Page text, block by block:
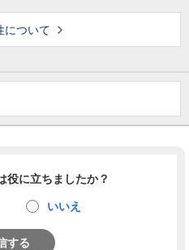
について
役に立ちましたか？
いいえ
する